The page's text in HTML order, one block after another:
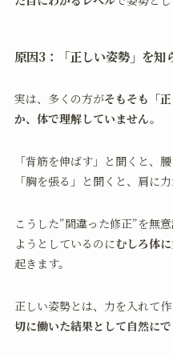
原因3：「正しい姿勢」を知
実は、多くの方がそもそも「
か、体で理解していません。
「背筋を伸ばす」と聞くと、
「胸を張る」と聞くと、肩に
こうした”間違った修正”を無
ようとしているのにむしろ体
起きます。
正しい姿勢とは、力を入れて作
切に働いた結果として自然に